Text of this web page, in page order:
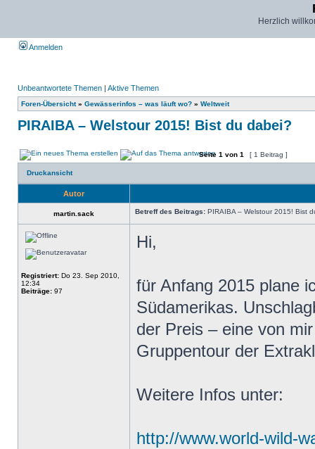
Herzlich
Anmelden
Unbeantwortete Themen | Aktive Themen
Foren-Übersicht» Gewässerinfos – was läuft wo? » Weltweit
PIRAIBA – Welstour 2015! Bist du dabei?
Seite 1 von 1 [ 1 Beitrag ]
Druckansicht
Autor
martin.sack Betreff des Beitrags: PIRAIBA – Welstour 2015! Bist
Registriert: Do 23. Sep 2010,
12:34
Beiträge: 97
Hi,
für Anfang 2015 plane
Südamerikas.
der Preis – eine von
Gruppentour der
Weitere Infos unter:
http://www.world-wild-